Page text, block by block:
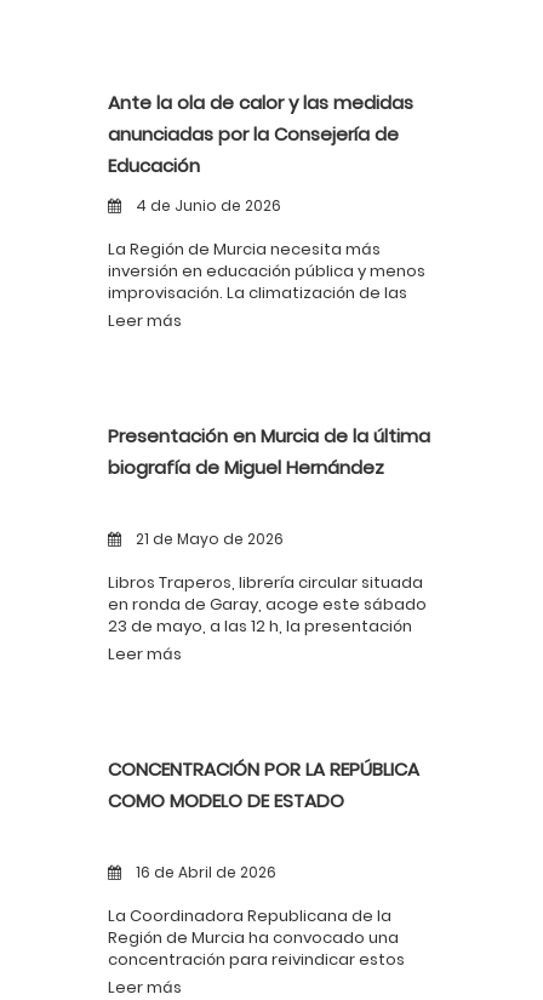
Ante la ola de calor y las medidas
anunciadas por la Consejería de
Educación
4 de Junio de 2026
La Región de Murcia necesita más
inversión en educación pública y menos
improvisación. La climatización de las
aulas no es un lujo: es una necesidad y
Leer más
Presentación en Murcia de la última
biografía de Miguel Hernández
21 de Mayo de 2026
Libros Traperos, librería circular situada
en ronda de Garay, acoge este sábado
23 de mayo, a las 12 h, la presentación
en Murcia de Un poeta en la Historia.
organizado por el Partido Comunista de
la Región de Murcia.
Leer más
CONCENTRACIÓN POR LA REPÚBLICA
COMO MODELO DE ESTADO
16 de Abril de 2026
La Coordinadora Republicana de la
Región de Murcia ha convocado una
concentración para reivindicar estos
principios. El acto tendrá lugar el
Leer más